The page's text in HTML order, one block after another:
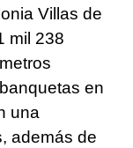
Villas de
mil 238
en
una
además de